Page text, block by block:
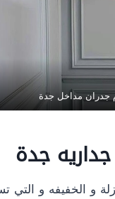
جدران مداخل جدة
جدة
و الخفيفه و